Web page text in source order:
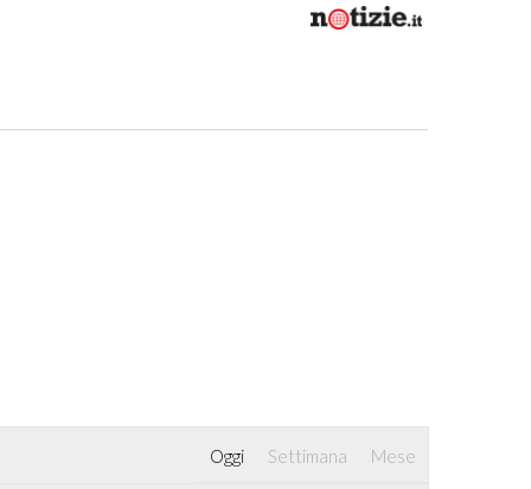
Oggi Settimana Mese